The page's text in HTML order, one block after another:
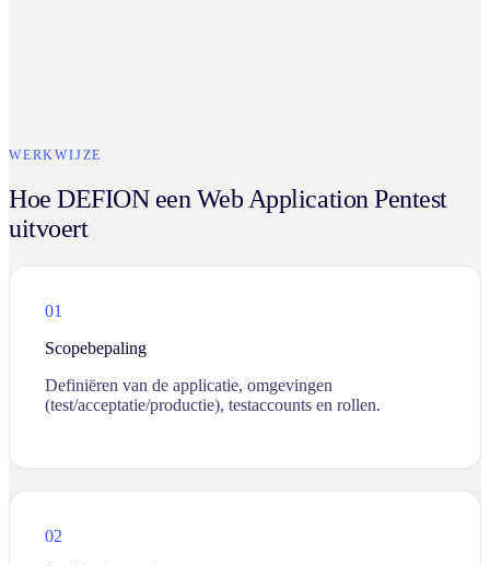
WERKWIJZE
Hoe DEFION een Web Application Pentest
uitvoert
01
Scopebepaling
Definiëren van de applicatie, omgevingen
(test/acceptatie/productie), testaccounts en rollen.
02